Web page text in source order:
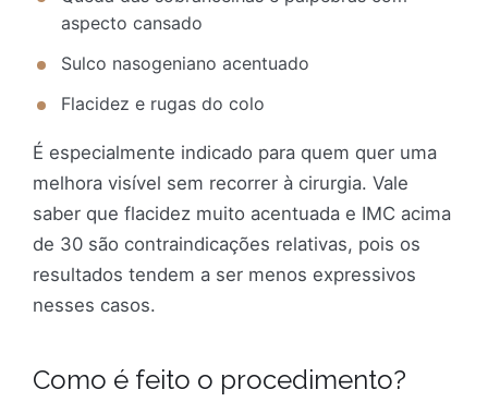
aspecto cansado
Sulco nasogeniano acentuado
Flacidez e rugas do colo
É especialmente indicado para quem quer uma
melhora visível sem recorrer à cirurgia. Vale
saber que flacidez muito acentuada e IMC acima
de 30 são contraindicações relativas, pois os
resultados tendem a ser menos expressivos
nesses casos.
Como é feito o procedimento?